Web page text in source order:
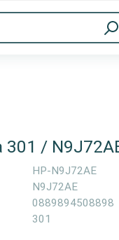
301 /
HP-N9J72AE
N9J72AE
0889894508898
301